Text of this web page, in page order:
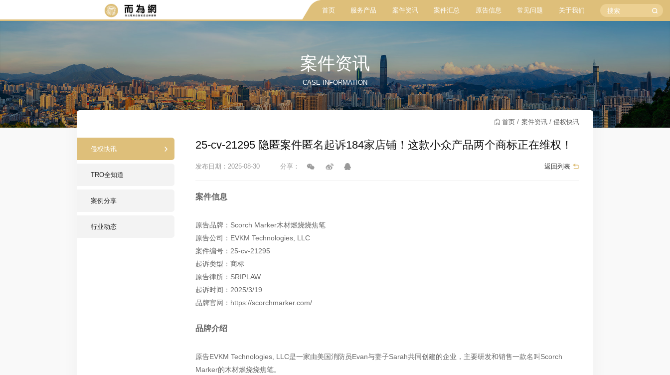
首页 服务产品 案件资讯 案件汇总 原告信息 常见问题 关于我们
案件资讯
CASE INFORMATION
首页 案件资讯 侵权快讯
侵权快讯
TRO全知道
案例分享
行业动态
25-cv-21295 隐匿案件匿名起诉184家店铺！这款小众产品两个商标正在维权！
发布日期：2025-08-30 分享： 返回列表
案件信息
原告品牌：Scorch Marker木材燃烧烧焦笔
原告公司：EVKM Technologies, LLC
案件编号：25-cv-21295
起诉类型：商标
原告律所：SRIPLAW
起诉时间：2025/3/19
品牌官网：https://scorchmarker.com/
品牌介绍
原告EVKM Technologies, LLC是一家由美国消防员Evan与妻子Sarah共同创建的企业，主要研发和销售一款名叫Scorch
Marker的木材燃烧烧焦笔。